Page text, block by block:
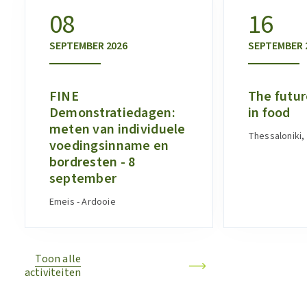
08
SEPTEMBER2026
FINE
Demonstratiedagen:
meten van individuele
voedingsinname en
bordresten - 8
september
Emeis - Ardooie
16
SEPTEMBER
The
in food
Toon alle
activiteiten